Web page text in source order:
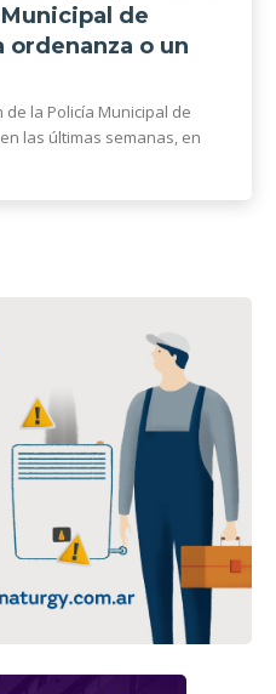
de
ordenanza o un
la Policía Municipal de
las últimas semanas, en